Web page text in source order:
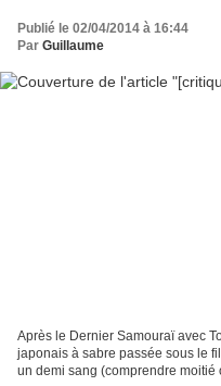
Publié le 02/04/2014 à 16:44
Par Guillaume
Après le Dernier Samouraï avec
japonais à sabre passée sous le
un demi sang (comprendre